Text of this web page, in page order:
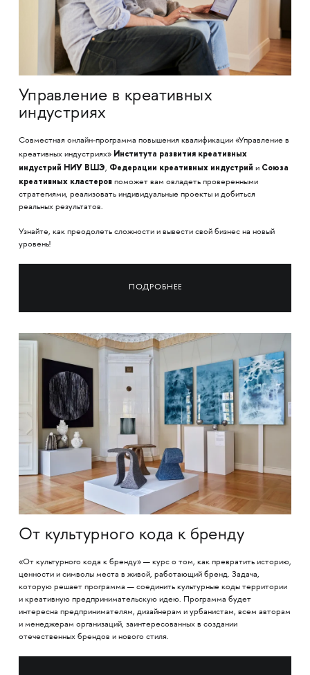
Управление в креативных
индустриях
Совместная онлайн-программа повышения квалификации «Управление в
креативных индустриях» Института развития креативных
индустрий НИУ ВШЭ, Федерации креативных индустрий и Союза
креативных кластеров поможет вам овладеть проверенными
стратегиями, реализовать индивидуальные проекты и добиться
реальных результатов.
Узнайте, как преодолеть сложности и вывести свой бизнес на новый
уровень!
ПОДРОБНЕЕ
От культурного кода к бренду
«От культурного кода к бренду» — курс о том, как превратить историю,
ценности и символы места в живой, работающий бренд. Задача,
которую решает программа — соединить культурные коды территории
и креативную предпринимательскую идею. Программа будет
интересна предпринимателям, дизайнерам и урбанистам, всем авторам
и менеджерам организаций, заинтересованных в создании
отечественных брендов и нового стиля.